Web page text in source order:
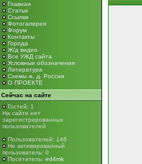
Главная
Статьи
Ссылки
Фотогалерея
Форум
Контакты
Города
Ж/д видео
Все УЖД сайта
Условные обозначения
Литература
Схемы ж. д. России
О ПРОЕКТЕ
Сейчас на сайте
Гостей: 1
На сайте нет
зарегистрированных
пользователей
Пользователей: 146
Не активированный
пользователь: 0
Посетитель: ed4mk